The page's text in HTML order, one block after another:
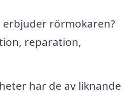
erbjuder rörmokaren?
reparation,
har de av liknande